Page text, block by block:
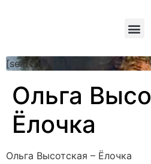
[searchform]
Ольга
Ёлочка
Ольга Высотская – Ёлочка